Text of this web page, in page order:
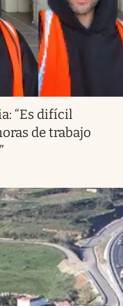
“Es difícil
de trabajo